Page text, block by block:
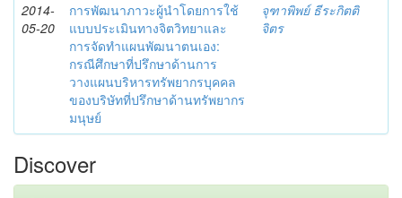
2014-
05-20
การพัฒนาภาวะผู้นำโดยการใช้
แบบประเมินทางจิตวิทยาและ
การจัดทำแผนพัฒนาตนเอง:
กรณีศึกษาที่ปรึกษาด้านการ
วางแผนบริหารทรัพยากรบุคคล
ของบริษัทที่ปรึกษาด้านทรัพยากร
มนุษย์
จุฑาพิพย์ ธีระกิตติ
จิตร
Discover